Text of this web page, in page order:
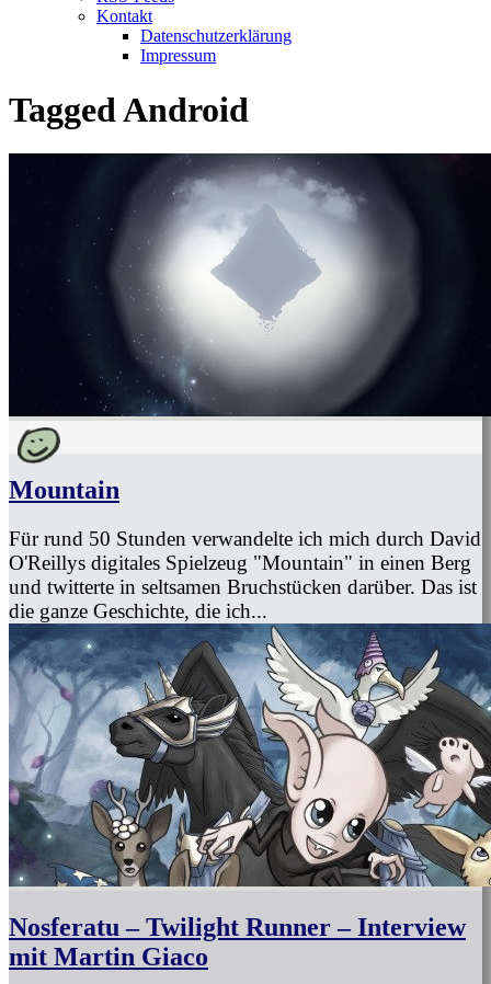
Kontakt
Datenschutzerklärung
Impressum
TaggedAndroid
Mountain
Für rund 50 Stunden verwandelte ich mich durch David
O'Reillys digitales Spielzeug "Mountain" in einen Berg
und twitterte in seltsamen Bruchstücken darüber. Das ist
die ganze Geschichte, die ich...
Nosferatu – Twilight Runner – Interview
mit Martin Giaco